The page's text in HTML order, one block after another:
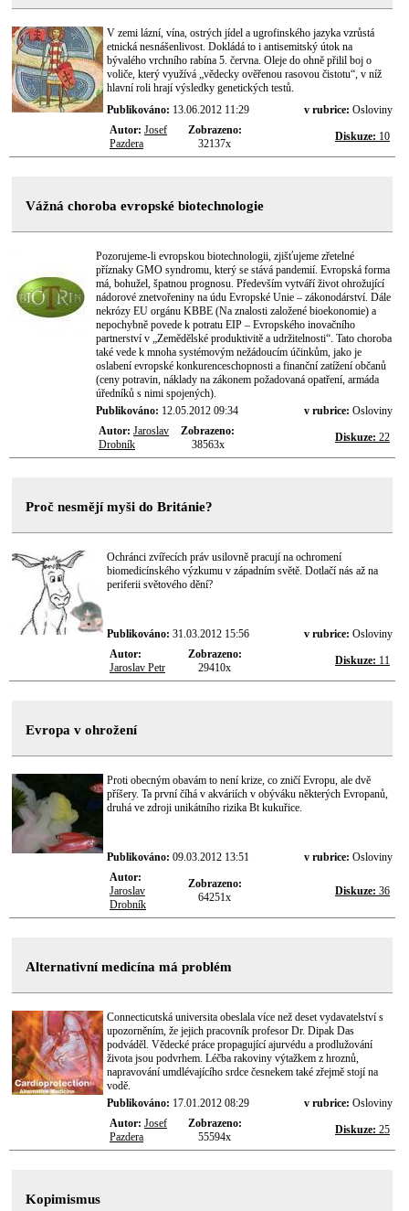
V zemi lázní, vína, ostrých jídel a ugrofinského jazyka vzrůstá
etnická nesnášenlivost. Dokládá to i antisemitský útok na
bývalého vrchního rabína 5. června. Oleje do ohně přilil boj o
voliče, který využívá „vědecky ověřenou rasovou čistotu“, v níž
hlavní roli hrají výsledky genetických testů.
Publikováno: 13.06.2012 11:29 v rubrice: Osloviny
Autor: Josef
Pazdera
Zobrazeno:
32137x
Diskuze: 10
Vážná choroba evropské biotechnologie
Pozorujeme-li evropskou biotechnologii, zjišťujeme zřetelné
příznaky GMO syndromu, který se stává pandemií. Evropská forma
má, bohužel, špatnou prognosu. Především vytváří život ohrožující
nádorové znetvořeniny na údu Evropské Unie – zákonodárství. Dále
nekrózy EU orgánu KBBE (Na znalosti založené bioekonomie) a
nepochybně povede k potratu EIP – Evropského inovačního
partnerství v „Zemědělské produktivitě a udržitelnosti“. Tato choroba
také vede k mnoha systémovým nežádoucím účinkům, jako je
oslabení evropské konkurenceschopnosti a finanční zatížení občanů
(ceny potravin, náklady na zákonem požadovaná opatření, armáda
úředníků s nimi spojených).
Publikováno: 12.05.2012 09:34 v rubrice: Osloviny
Autor: Jaroslav
Drobník
Zobrazeno:
38563x
Diskuze: 22
Proč nesmějí myši do Británie?
Ochránci zvířecích práv usilovně pracují na ochromení
biomedicínského výzkumu v západním světě. Dotlačí nás až na
periferii světového dění?
Publikováno: 31.03.2012 15:56 v rubrice: Osloviny
Autor:
Jaroslav Petr
Zobrazeno:
29410x
Diskuze: 11
Evropa v ohrožení
Proti obecným obavám to není krize, co zničí Evropu, ale dvě
příšery. Ta první číhá v akváriích v obýváku některých Evropanů,
druhá ve zdroji unikátního rizika Bt kukuřice.
Publikováno: 09.03.2012 13:51 v rubrice: Osloviny
Autor:
Jaroslav
Drobník
Zobrazeno:
64251x
Diskuze: 36
Alternativní medicína má problém
Connecticutská universita obeslala více než deset vydavatelství s
upozorněním, že jejich pracovník profesor Dr. Dipak Das
podváděl. Vědecké práce propagující ajurvédu a prodlužování
života jsou podvrhem. Léčba rakoviny výtažkem z hroznů,
napravování umdlévajícího srdce česnekem také zřejmě stojí na
vodě.
Publikováno: 17.01.2012 08:29 v rubrice: Osloviny
Autor: Josef
Pazdera
Zobrazeno:
55594x
Diskuze: 25
Kopimismus